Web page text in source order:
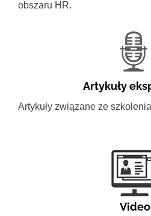
obszaru HR.
Artykuły
Artykuły związane ze
Video